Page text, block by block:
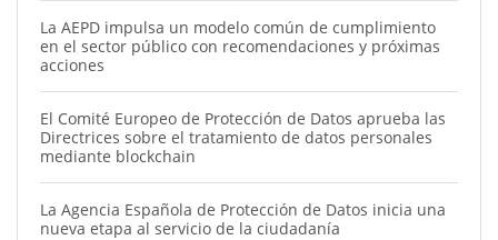
La AEPD impulsa un modelo común de cumplimiento
en el sector público con recomendaciones y próximas
acciones
El Comité Europeo de Protección de Datos aprueba las
Directrices sobre el tratamiento de datos personales
mediante blockchain
La Agencia Española de Protección de Datos inicia una
nueva etapa al servicio de la ciudadanía